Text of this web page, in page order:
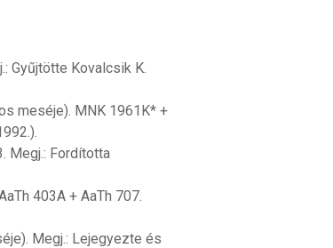
Gyűjtötte Kovalcsik K.
meséje). MNK 1961K* +
Megj.: Fordította
403A + AaTh 707.
Megj.: Lejegyezte és